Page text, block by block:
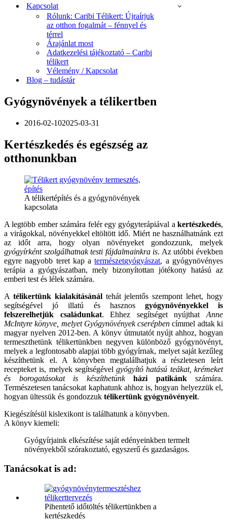
Kapcsolat
Rólunk: Caribi Télikert: Újraírjuk
az otthon fogalmát – fénnyel és
térrel
Árajánlat most
Adatkezelési tájékoztató – Caribi
télikert
Vélemény / Kapcsolat
Blog – tudástár
Gyógynövények a télikertben
2016-02-102025-03-31
Kertészkedés és egészség az
otthonunkban
A télikertépítés és a gyógynövények
kapcsolata
A legtöbb ember számára felér egy gyógyterápiával a kertészkedés,
a virágokkal, növényekkel eltöltött idő. Miért ne használhatnánk ezt
az időt arra, hogy olyan növényeket gondozzunk, melyek
gyógyírként szolgálhatnak testi fájdalmainkra is. Az utóbbi években
egyre nagyobb teret kap atermészetgyógyászat, a gyógynövényes
terápia a gyógyászatban, mely bizonyítottan jótékony hatású az
emberi test és lélek számára.
A télikertünk kialakításánáltehát jelentős szempont lehet, hogy
segítségével jó illatú és hasznos gyógynövényekkel is
felszerelhetjük családunkat. Ehhez segítséget nyújthatAnne
McIntyre könyve, melyet Gyógynövények cserépben címmel adtak ki
magyar nyelven 2012-ben. A könyv útmutatót nyújt ahhoz, hogyan
termeszthetünk télikertünkben negyven különböző gyógynövényt,
melyek a legfontosabb alapjai több gyógyírnak, melyet saját kezűleg
készíthetünk el. A könyvben megtalálhatjuk a részletesen leírt
recepteket is, melyek segítségével gyógyító hatású teákat, krémeket
és borogatásokat is készíthetünk
házi patikánkszámára.
Természetesen tanácsokat kaphatunk ahhoz is, hogyan helyezzük el,
hogyan ültessük és gondozzuk télikertünk gyógynövényeit.
Kiegészítésül kislexikont is találhatunk a könyvben.
A könyv kiemeli:
Gyógyírjaink elkészítése saját edényeinkben termelt
növényekből szórakoztató, egyszerű és gazdaságos.
Tanácsokat is ad:
Pihentető időtöltés télikertünkben a
kertészkedés